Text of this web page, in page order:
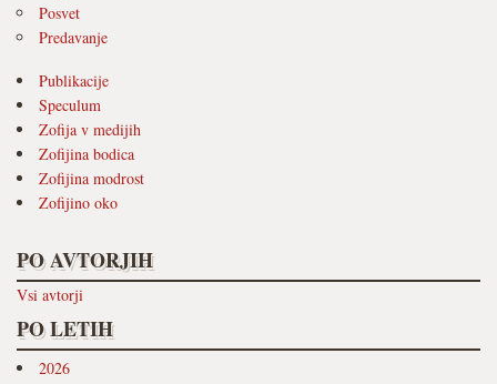
Posvet
Predavanje
Publikacije
Speculum
Zofija v medijih
Zofijina bodica
Zofijina modrost
Zofijino oko
PO AVTORJIH
Vsi avtorji
PO LETIH
2026